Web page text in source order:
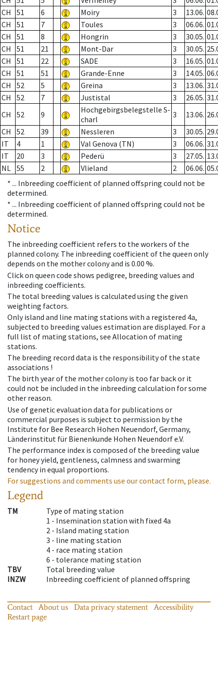
CH
51 6 Moiry 3 13.06.
CH
51 7 Toules 3 06.06.
CH
51 8 Hongrin 3 30.05.
CH
51 21 Mont-Dar 3 30.05.
CH
51 22 SADE 3 16.05.
CH
51 51 Grande-Enne 3 14.05.
CH
52 5 Greina 3 13.06.
CH
52 7 Justistal 3 26.05.
CH
52 9
Hochgebirgsbelegstelle S-
charl
3 13.06.
CH
52 39 Nessleren 3 30.05.
IT
4 1 Val Genova (TN) 3 06.06.
IT
20 3 Pederü 3 27.05.
NL 55 2 Vlieland 2 06.06.
* ... Inbreeding coefficient of planned offspring could not be
determined.
* ... Inbreeding coefficient of planned offspring could not be
determined.
Notice
The inbreeding coefficient refers to the workers of the
planned colony. The inbreeding coefficient of the queen only
depends on the mother colony and is 0.00 %.
Click on queen code shows pedigree, breeding values and
inbreeding coefficients.
The total breeding values is calculated using the given
weighting factors.
Only island and line mating stations with a registered 4a,
subjected to breeding values estimation are displayed. For a
full list of mating stations, see Allocation of mating
stations.
The breeding record data is the responsibility of the state
associations !
The birth year of the mother colony is too far back or it
could not be included in the inbreeding calculation for some
other reason.
Use of genetic evaluation data for publications or
commercial purposes is subject to permission by the
Institute for Bee Research Hohen Neuendorf, Germany,
Länderinstitut für Bienenkunde Hohen Neuendorf e.V.
The performance index is composed of the breeding value
for honey yield, gentleness, calmness and swarming
tendency in equal proportions.
For suggestions and comments use our contact form, please.
Legend
TM
Type of mating station
1 - Insemination station with fixed 4a
2 - Island mating station
3 - line mating station
4 - race mating station
6 - tolerance mating station
TBV
Total breeding value
INZW
Inbreeding coefficient of planned offspring
Contact About us Data privacy statement
Accessibility
Restart page